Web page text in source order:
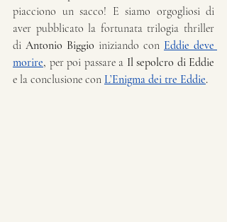
piacciono un sacco! E siamo orgogliosi di
aver pubblicato la fortunata trilogia thriller
di Antonio Biggio iniziando con Eddie deve
morire, per poi passare a
e la conclusione con L’Enigma dei tre Eddie.